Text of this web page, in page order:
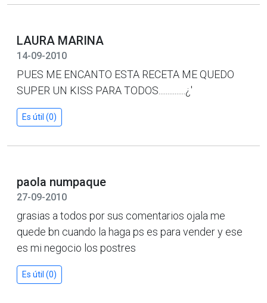
LAURA MARINA
14-09-2010
PUES ME ENCANTO ESTA RECETA ME QUEDO
SUPER UN KISS PARA TODOS...............¿'
Es útil (0)
paola numpaque
27-09-2010
grasias a todos por sus comentarios ojala me
quede bn cuando la haga ps es para vender y ese
es mi negocio los postres
Es útil (0)